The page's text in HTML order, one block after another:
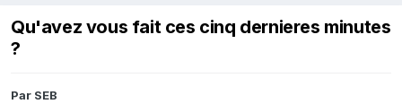
Qu'avez vous fait ces cinq dernieres minutes
?
Par SEB